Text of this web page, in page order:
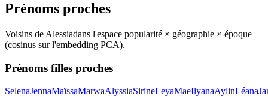
Prénoms proches
Voisins de Alessiadans l'espace popularité × géographie × époque
(cosinus sur l'embedding PCA).
Prénoms filles proches
SelenaJennaMaïssaMarwaAlyssiaSirineLeyaMaeIlyanaAylinLéana